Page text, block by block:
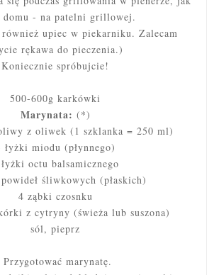
domu - na patelni grillowej.
upiec w piekarniku. Zalecam
rękawa do pieczenia.)
Koniecznie spróbujcie!
500-600g karkówki
Marynata: (*)
z oliwek (1 szklanka = 250 ml)
łyżki miodu (płynnego)
octu balsamicznego
śliwkowych (płaskich)
4 ząbki czosnku
z cytryny (świeża lub suszona)
sól, pieprz
Przygotować marynatę.